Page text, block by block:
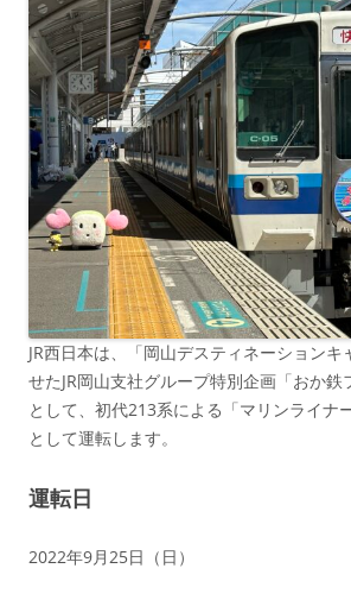
JR西日本は、「岡山デスティネーションキ
せたJR岡山支社グループ特別企画「おか
として、初代213系による「マリンライナ
として運転します。
運転日
2022年9月25日（日）